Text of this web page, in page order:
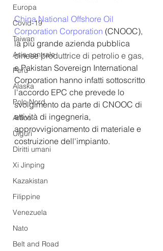
Europa
Covid-19
Taiwan
Asia centrale
Perù
Alaska
Polo Nord
Artico
Uiguri
Diritti umani
Xi Jinping
Kazakistan
Filippine
Venezuela
Nato
Belt and Road
China National Offshore Oil
Corporation Corporation (CNOOC),
la più grande azienda pubblica
cinese produttrice di petrolio e gas,
e Pakistan Sovereign International
Corporation hanno infatti sottoscritto
l'accordo EPC che prevede lo
svolgimento da parte di CNOOC di
attività di ingegneria,
approvvigionamento di materiale e
costruizione dell'impianto.